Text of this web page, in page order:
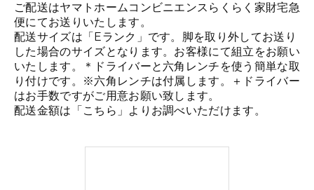
ご配送はヤマトホームコンビニエンスらくらく家財宅急
便にてお送りいたします。
配送サイズは「Eランク」です。脚を取り外してお送り
した場合のサイズとなります。お客様にて組立をお願い
いたします。＊ドライバーと六角レンチを使う簡単な取
り付けです。※六角レンチは付属します。＋ドライバー
はお手数ですがご用意お願い致します。
配送金額は「こちら 」よりお調べいただけます。